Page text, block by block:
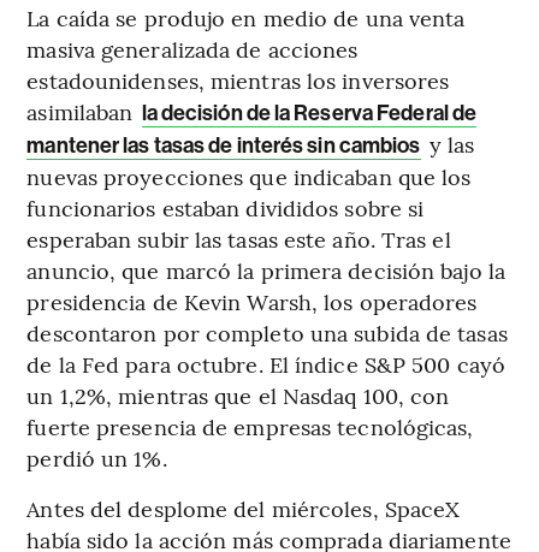
La caída se produjo en medio de una venta
masiva generalizada de acciones
estadounidenses, mientras los inversores
asimilaban la decisión de la Reserva Federal de
mantener las tasas de interés sin cambios y las
nuevas proyecciones que indicaban que los
funcionarios estaban divididos sobre si
esperaban subir las tasas este año. Tras el
anuncio, que marcó la primera decisión bajo la
presidencia de Kevin Warsh, los operadores
descontaron por completo una subida de tasas
de la Fed para octubre. El índice S&P 500 cayó
un 1,2%, mientras que el Nasdaq 100, con
fuerte presencia de empresas tecnológicas,
perdió un 1%.
Antes del desplome del miércoles, SpaceX
había sido la acción más comprada diariamente